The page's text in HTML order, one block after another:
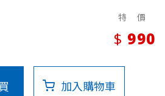
特 價
990
加入購物車